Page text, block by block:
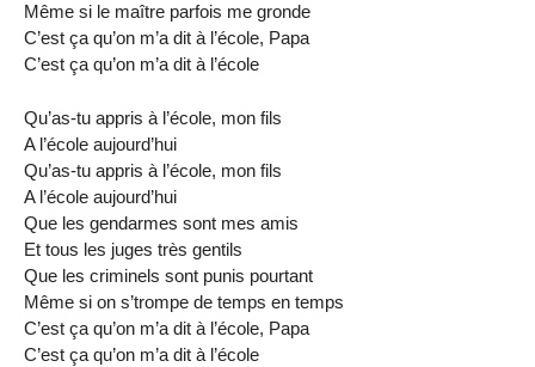
Même si le maître parfois me gronde
C’est ça qu’on m’a dit à l’école, Papa
C’est ça qu’on m’a dit à l’école
Qu’as-tu appris à l’école, mon fils
A l’école aujourd’hui
Qu’as-tu appris à l’école, mon fils
A l’école aujourd’hui
Que les gendarmes sont mes amis
Et tous les juges très gentils
Que les criminels sont punis pourtant
Même si on s’trompe de temps en temps
C’est ça qu’on m’a dit à l’école, Papa
C’est ça qu’on m’a dit à l’école